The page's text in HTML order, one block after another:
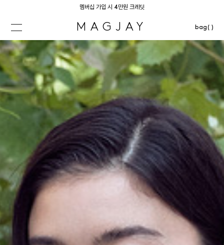
멤버십 가입 시 4만원 크레딧
MAGJAY bag( )